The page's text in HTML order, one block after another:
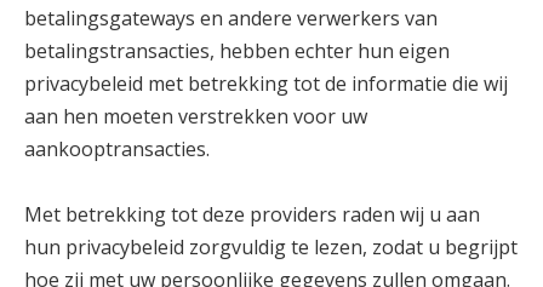
betalingsgateways en andere verwerkers van
betalingstransacties, hebben echter hun eigen
privacybeleid met betrekking tot de informatie die wij
aan hen moeten verstrekken voor uw
aankooptransacties.
Met betrekking tot deze providers raden wij u aan
hun privacybeleid zorgvuldig te lezen, zodat u begrijpt
hoe zij met uw persoonlijke gegevens zullen omgaan.